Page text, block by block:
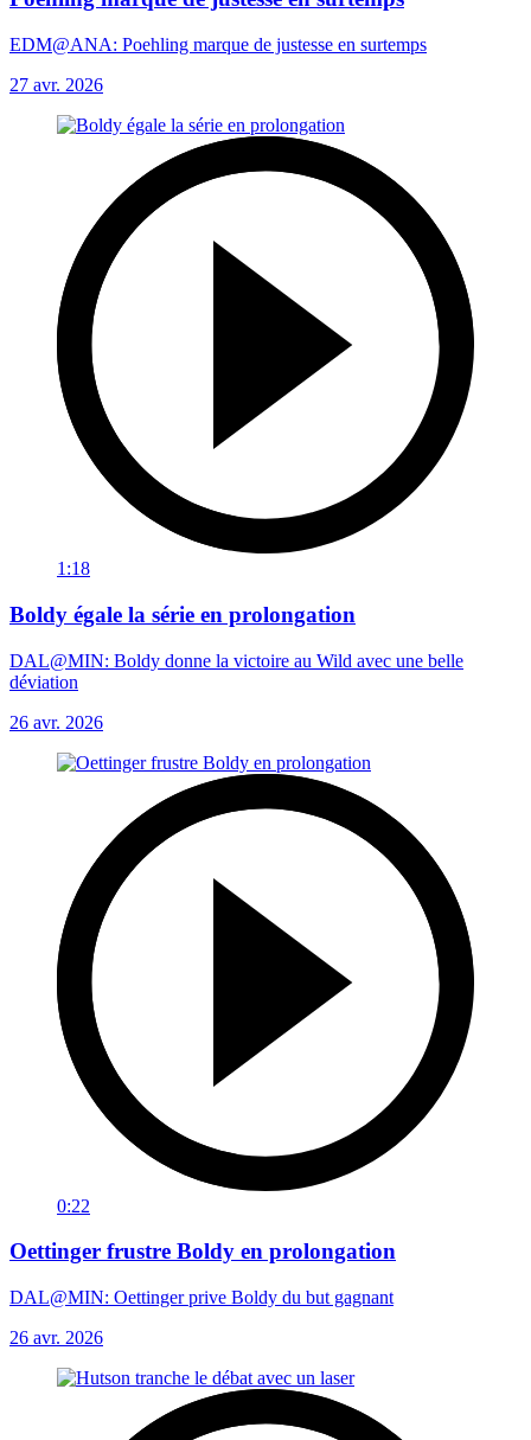
EDM@ANA: Poehling marque de justesse en surtemps
27 avr. 2026
1:18
Boldy égale la série en prolongation
DAL@MIN: Boldy donne la victoire au Wild avec une belle
déviation
26 avr. 2026
0:22
Oettinger frustre Boldy en prolongation
DAL@MIN: Oettinger prive Boldy du but gagnant
26 avr. 2026